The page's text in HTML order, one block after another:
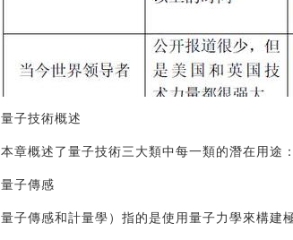
量子技術概述
本章概述了量子技術三大類中每一類的潛在用途
量子傳感
量子傳感和計量學）指的是使用量子力學來構建